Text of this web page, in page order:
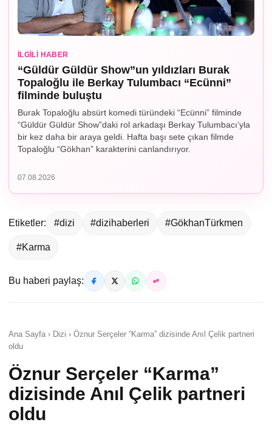
İLGILI HABER
“Güldür Güldür Show”un yıldızları Burak
Topaloğlu ile Berkay Tulumbacı “Ecünni”
filminde buluştu
Burak Topaloğlu absürt komedi türündeki “Ecünni” filminde
“Güldür Güldür Show”daki rol arkadaşı Berkay Tulumbacı’yla
bir kez daha bir araya geldi. Hafta başı sete çıkan filmde
Topaloğlu “Gökhan” karakterini canlandırıyor.
07.08.2026
Etiketler: #dizi #dizihaberleri #GökhanTürkmen
#Karma
Bu haberi paylaş:
Ana Sayfa › Dizi › Öznur Serçeler “Karma” dizisinde Anıl Çelik partneri
oldu
Öznur Serçeler “Karma”
dizisinde Anıl Çelik partneri
oldu